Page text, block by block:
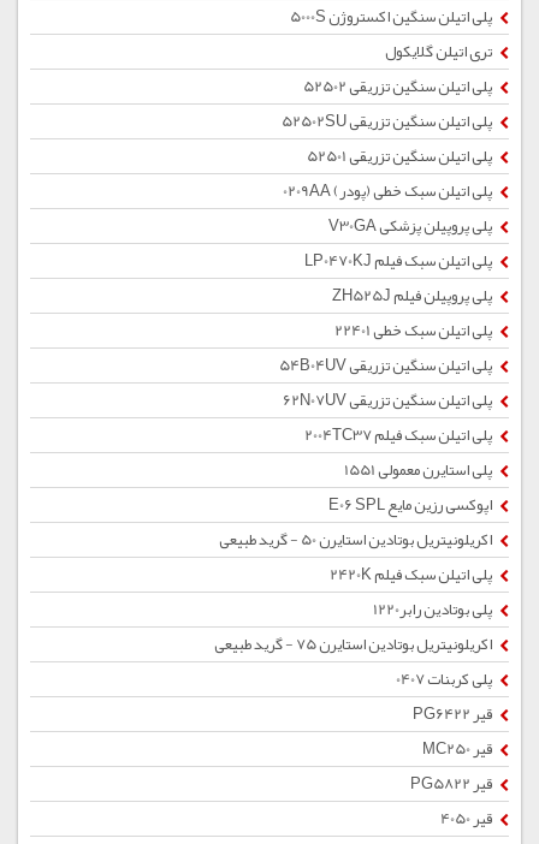
پلی اتیلن سنگین اکستروژن 5000S
تری اتیلن گلایکول
پلی اتیلن سنگین تزریقی 52502
پلی اتیلن سنگین تزریقی 52502SU
پلی اتیلن سنگین تزریقی 52501
پلی اتیلن سبک خطی (پودر) 0209AA
پلی پروپیلن پزشکی V30GA
پلی اتیلن سبک فیلم LP0470KJ
پلی پروپیلن فیلم ZH525J
پلی اتیلن سبک خطی 22401
پلی اتیلن سنگین تزریقی 54B04UV
پلی اتیلن سنگین تزریقی 62N07UV
پلی اتیلن سبک فیلم 2004TC37
پلی استایرن معمولی 1551
اپوکسی رزین مایع E06 SPL
اکریلونیتریل بوتادین استایرن 50 - گرید طبیعی
پلی اتیلن سبک فیلم 2420K
پلی بوتادین رابر1220
اکریلونیتریل بوتادین استایرن 75 - گرید طبیعی
پلی کربنات 0407
قیر PG6422
قیر MC250
قیر PG5822
قیر 4050